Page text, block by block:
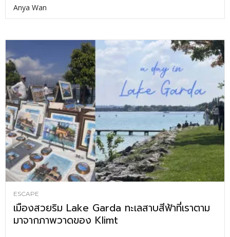
Anya Wan
ESCAPE
เมืองสวยริม Lake Garda ทะเลสาบสีฟ้าที่เราตาม
มาจากภาพวาดของ Klimt